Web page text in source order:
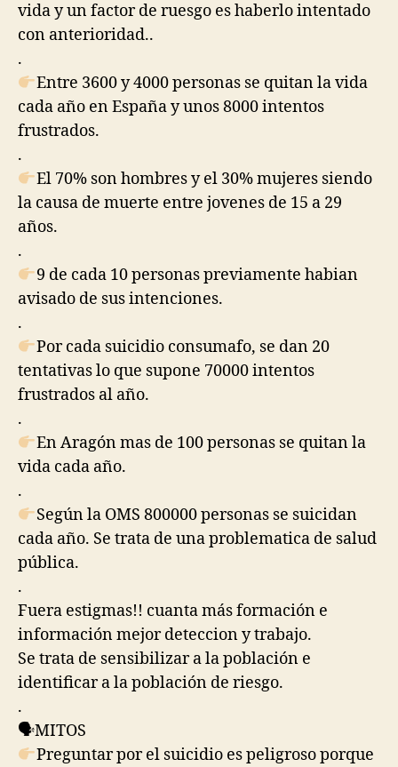
vida y un factor de ruesgo es haberlo intentado
con anterioridad..
.
Entre 3600 y 4000 personas se quitan la vida
cada año en España y unos 8000 intentos
frustrados.
.
El 70% son hombres y el 30% mujeres siendo
la causa de muerte entre jovenes de 15 a 29
años.
.
9 de cada 10 personas previamente habian
avisado de sus intenciones.
.
Por cada suicidio consumafo, se dan 20
tentativas lo que supone 70000 intentos
frustrados al año.
.
En Aragón mas de 100 personas se quitan la
vida cada año.
.
Según la OMS 800000 personas se suicidan
cada año. Se trata de una problematica de salud
pública.
.
Fuera estigmas!! cuanta más formación e
información mejor deteccion y trabajo.
Se trata de sensibilizar a la población e
identificar a la población de riesgo.
.
🗣MITOS
Preguntar por el suicidio es peligroso porque